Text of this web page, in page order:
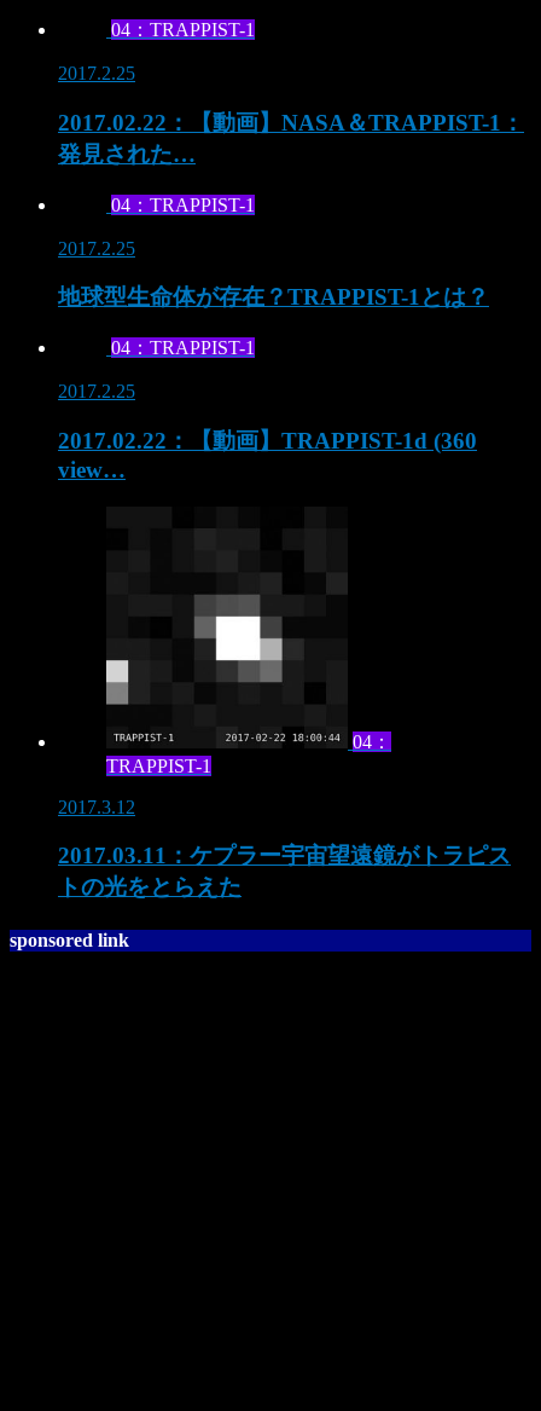
04：TRAPPIST-1
2017.2.25
2017.02.22：【動画】NASA＆TRAPPIST-1：
発見された…
04：TRAPPIST-1
2017.2.25
地球型生命体が存在？TRAPPIST-1とは？
04：TRAPPIST-1
2017.2.25
2017.02.22：【動画】TRAPPIST-1d (360
view…
04：
TRAPPIST-1
2017.3.12
2017.03.11：ケプラー宇宙望遠鏡がトラピス
トの光をとらえた
sponsored link